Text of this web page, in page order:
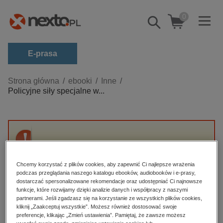
Pokaż/schowaj
wyszukiwarkę
0
E-prasa
Kategorie
Zobacz wszystkie E-prasa
budownictwo, aranżacja wnętrz
dzienniki
edukacja
hobby, sport, rozrywka
komputery, internet, technologie, informatyka
Strona główna ebooki
Inne
Policyjne siły specjalne w...
Przepraszamy, ale produkt „Policyjne siły
High-contrast mode
Polecane
Chcemy korzystać z plików cookies, aby zapewnić Ci najlepsze wrażenia
podczas przeglądania naszego katalogu ebooków, audiobooków i e-prasy,
dostarczać spersonalizowane rekomendacje oraz udostępniać Ci najnowsze
funkcje, które rozwijamy dzięki analizie danych i współpracy z naszymi
partnerami. Jeśli zgadzasz się na korzystanie ze wszystkich plików cookies,
kliknij „Zaakceptuj wszystkie”. Możesz również dostosować swoje
preferencje, klikając „Zmień ustawienia”. Pamiętaj, że zawsze możesz